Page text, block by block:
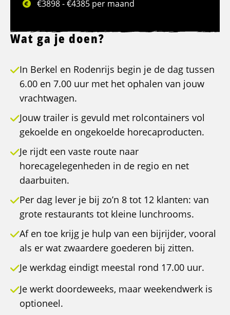
€3898 - €4385 per maand
Wat ga je doen?
In Berkel en Rodenrijs begin je de dag tussen
6.00 en 7.00 uur met het ophalen van jouw
vrachtwagen.
Jouw trailer is gevuld met rolcontainers vol
gekoelde en ongekoelde horecaproducten.
Je rijdt een vaste route naar
horecagelegenheden in de regio en net
daarbuiten.
Per dag lever je bij zo’n 8 tot 12 klanten: van
grote restaurants tot kleine lunchrooms.
Af en toe krijg je hulp van een bijrijder, vooral
als er wat zwaardere goederen bij zitten.
Je werkdag eindigt meestal rond 17.00 uur.
Je werkt doordeweeks, maar weekendwerk is
optioneel.